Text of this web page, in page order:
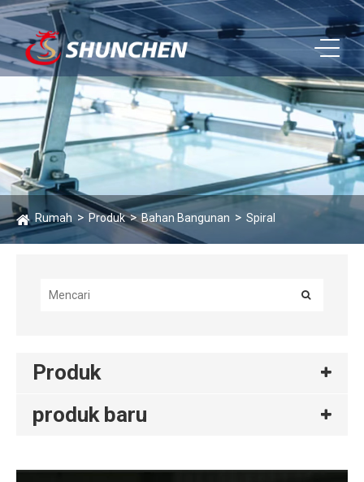
Rumah Produk Bahan Bangunan Spiral
Produk
produk baru